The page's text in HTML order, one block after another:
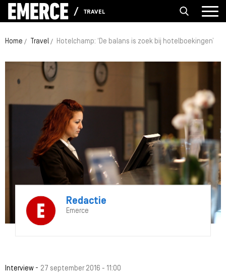
TRAVEL
Home Travel Hotelchamp: ‘De balans is zoek bij hotelboekingen’
Redactie
Emerce
Interview - 27 september 2016 - 11:00